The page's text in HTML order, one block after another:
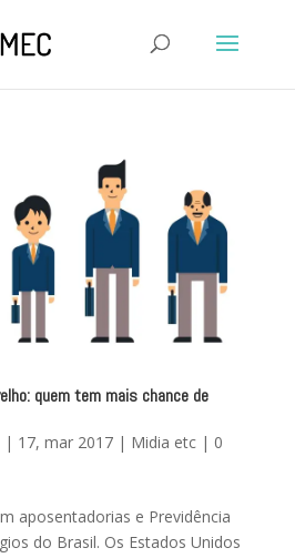
quem tem mais chance de
| 17, mar 2017| Midia etc| 0
aposentadorias e Previdência
do Brasil. Os Estados Unidos